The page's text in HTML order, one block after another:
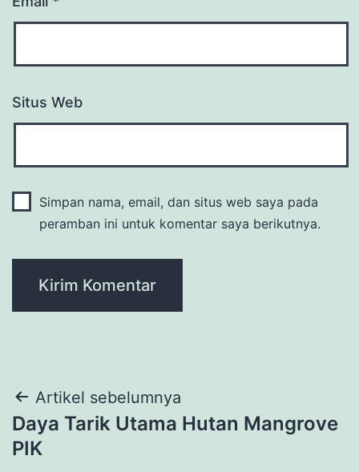
Situs Web
Simpan nama, email, dan situs web saya pada
peramban ini untuk komentar saya berikutnya.
Navigasi
pos
Artikel sebelumnya
Daya Tarik Utama Hutan Mangrove
PIK